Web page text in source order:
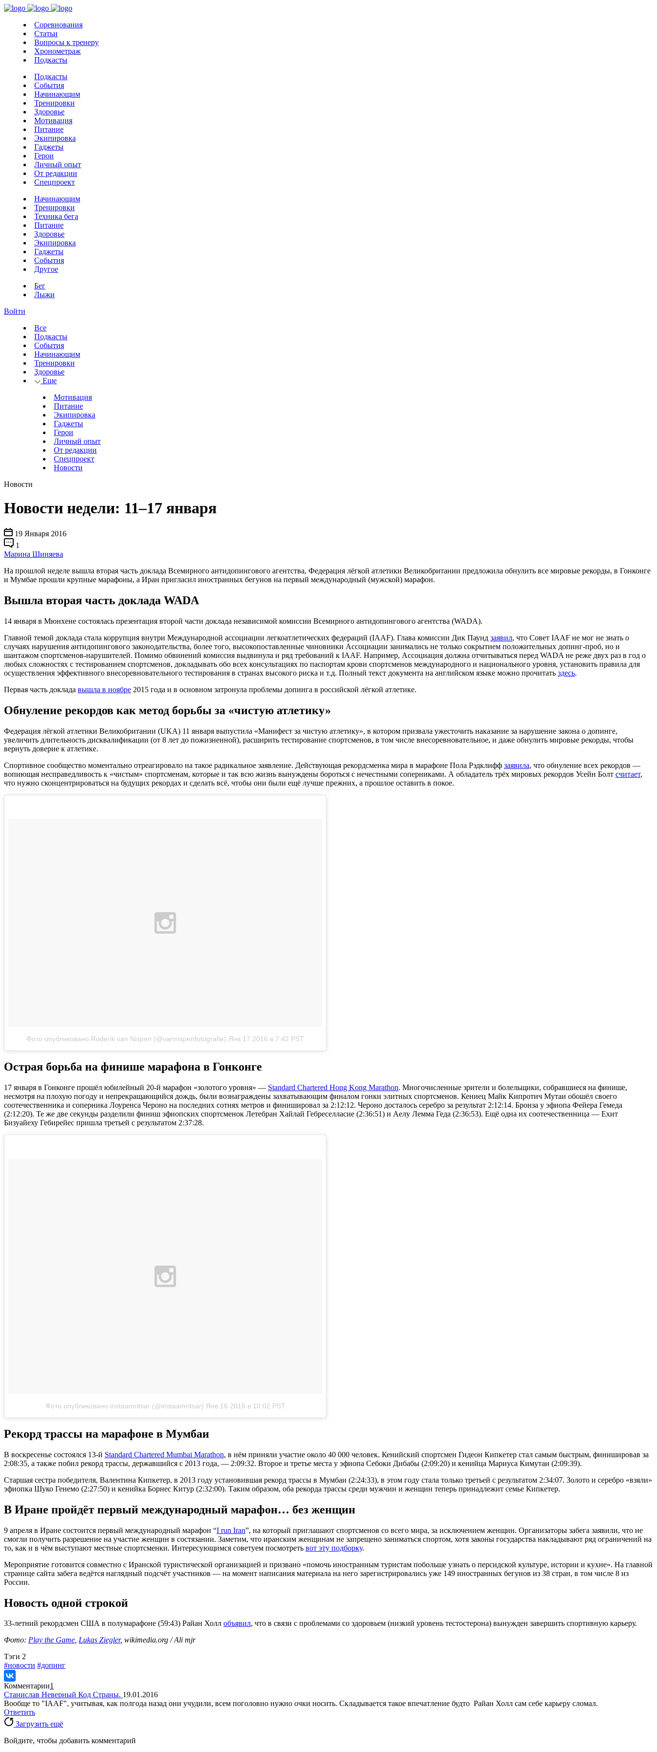
Соревнования
Статьи
Вопросы к тренеру
Хронометраж
Подкасты
Подкасты
События
Начинающим
Тренировки
Здоровье
Мотивация
Питание
Экипировка
Гаджеты
Герои
Личный опыт
От редакции
Спецпроект
Начинающим
Тренировки
Техника бега
Питание
Здоровье
Экипировка
Гаджеты
События
Другое
Бег
Лыжи
Войти
Все
Подкасты
События
Начинающим
Тренировки
Здоровье
Еще
Мотивация
Питание
Экипировка
Гаджеты
Герои
Личный опыт
От редакции
Спецпроект
Новости
Новости
Новости недели: 11–17 января
19 Января 2016
1
Марина Шиняева
На прошлой неделе вышла вторая часть доклада Всемирного антидопингового агентства, Федерация лёгкой атлетики Великобритании предложила обнулить все мировые рекорды, в Гонконге
и Мумбае прошли крупные марафоны, а Иран пригласил иностранных бегунов на первый международный (мужской) марафон.
Вышла вторая часть доклада WADA
14 января в Мюнхене состоялась презентация второй части доклада независимой комиссии Всемирного антидопингового агентства (WADA).
Главной темой доклада стала коррупция внутри Международной ассоциации легкоатлетических федераций (IAAF). Глава комиссии Дик Паунд заявил, что Совет IAAF не мог не знать о
случаях нарушения антидопингового законодательства, более того, высокопоставленные чиновники Ассоциации занимались не только сокрытием положительных допинг-проб, но и
шантажом спортсменов-нарушителей. Помимо обвинений комиссия выдвинула и ряд требований к IAAF. Например, Ассоциация должна отчитываться перед WADA не реже двух раз в год о
любых сложностях с тестированием спортсменов, докладывать обо всех консультациях по паспортам крови спортсменов международного и национального уровня, установить правила для
осуществления эффективного внесоревновательного тестирования в странах высокого риска и т.д. Полный текст документа на английском языке можно прочитать здесь.
Первая часть доклада вышла в ноябре 2015 года и в основном затронула проблемы допинга в российской лёгкой атлетике.
Обнуление рекордов как метод борьбы за «чистую атлетику»
Федерация лёгкой атлетики Великобритании (UKA) 11 января выпустила «Манифест за чистую атлетику», в котором призвала ужесточить наказание за нарушение закона о допинге,
увеличить длительность дисквалификации (от 8 лет до пожизненной), расширить тестирование спортсменов, в том числе внесоревновательное, и даже обнулить мировые рекорды, чтобы
вернуть доверие к атлетике.
Спортивное сообщество моментально отреагировало на такое радикальное заявление. Действующая рекордсменка мира в марафоне Пола Рэдклифф заявила, что обнуление всех рекордов —
вопиющая несправедливость к «чистым» спортсменам, которые и так всю жизнь вынуждены бороться с нечестными соперниками. А обладатель трёх мировых рекордов Усейн Болт считает,
что нужно сконцентрироваться на будущих рекордах и сделать всё, чтобы они были ещё лучше прежних, а прошлое оставить в покое.
Фото опубликовано Roderik van Nispen (@vannispenfotografie) Янв 17 2016 в 7:42 PST
Острая борьба на финише марафона в Гонконге
17 января в Гонконге прошёл юбилейный 20-й марафон «золотого уровня» — Standard Chartered Hong Kong Marathon. Многочисленные зрители и болельщики, собравшиеся на финише,
несмотря на плохую погоду и непрекращающийся дождь, были вознаграждены захватывающим финалом гонки элитных спортсменов. Кениец Майк Кипротич Мутаи обошёл своего
соотечественника и соперника Лоуренса Чероно на последних сотнях метров и финишировал за 2:12:12. Чероно досталось серебро за результат 2:12:14. Бронза у эфиопа Фейера Гемеда
(2:12:20). Те же две секунды разделили финиш эфиопских спортсменок Летебран Хайлай Гебреселласие (2:36:51) и Аелу Лемма Геда (2:36:53). Ещё одна их соотечественница — Ехит
Бизуайеху Гебирейес пришла третьей с результатом 2:37:28.
Фото опубликовано instaamritsar (@instaamritsar) Янв 16 2016 в 10:02 PST
Рекорд трассы на марафоне в Мумбаи
В воскресенье состоялся 13-й Standard Chartered Mumbai Marathon, в нём приняли участие около 40 000 человек. Кенийский спортсмен Гидеон Кипкетер стал самым быстрым, финишировав за
2:08:35, а также побил рекорд трассы, державшийся с 2013 года, — 2:09:32. Второе и третье места у эфиопа Себоки Дибабы (2:09:20) и кенийца Мариуса Кимутаи (2:09:39).
Старшая сестра победителя, Валентина Кипкетер, в 2013 году установившая рекорд трассы в Мумбаи (2:24:33), в этом году стала только третьей с результатом 2:34:07. Золото и серебро «взяли»
эфиопка Шуко Генемо (2:27:50) и кенийка Борнес Китур (2:32:00). Таким образом, оба рекорда трассы среди мужчин и женщин теперь принадлежит семье Кипкетер.
В Иране пройдёт первый международный марафон… без женщин
9 апреля в Иране состоится первый международный марафон “I run Iran”, на который приглашают спортсменов со всего мира, за исключением женщин. Организаторы забега заявили, что не
смогли получить разрешение на участие женщин в состязании. Заметим, что иранским женщинам не запрещено заниматься спортом, хотя законы государства накладывают ряд ограничений на
то, как и в чём выступают местные спортсменки. Интересующимся советуем посмотреть вот эту подборку.
Мероприятие готовится совместно с Иранской туристической организацией и призвано «помочь иностранным туристам побольше узнать о персидской культуре, истории и кухне». На главной
странице сайта забега ведётся наглядный подсчёт участников — на момент написания материала на него зарегистрировались уже 149 иностранных бегунов из 38 стран, в том числе 8 из
России.
Новость одной строкой
33-летний рекордсмен США в полумарафоне (59:43) Райан Холл объявил, что в связи с проблемами со здоровьем (низкий уровень тестостерона) вынужден завершить спортивную карьеру.
Фото: Play the Game, Lukas Ziegler, wikimedia.org / Ali mjr
Tэги 2
#новости #допинг
Комментарии1
Станислав Неверный Код Страны. 19.01.2016
Вообще то "IAAF", учитывая, как полгода назад они учудили, всем поголовно нужно очки носить. Складывается такое впечатление будто Райан Холл сам себе карьеру сломал.
Ответить
Загрузить ещё
Войдите, чтобы добавить комментарий